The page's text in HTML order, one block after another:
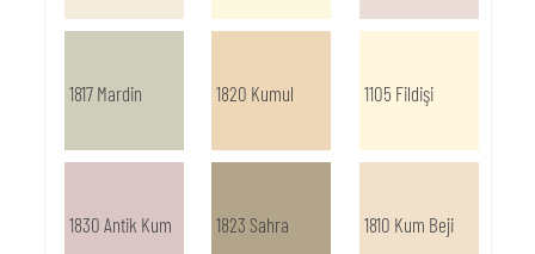
1817 Mardin 1820 Kumul 1105 Fildişi
1830 Antik Kum 1823 Sahra 1810 Kum Beji